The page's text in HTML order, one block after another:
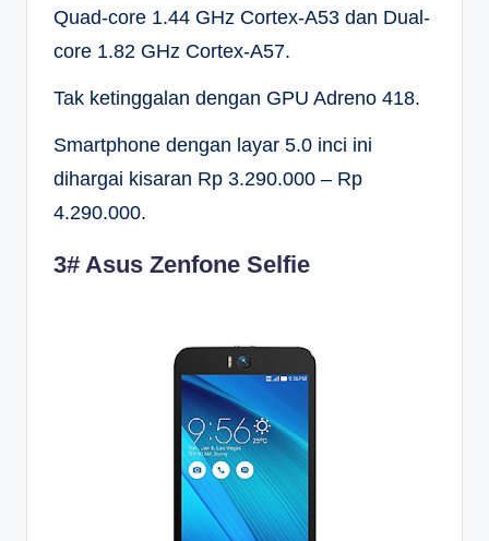
Quad-core 1.44 GHz Cortex-A53 dan Dual-
core 1.82 GHz Cortex-A57.
Tak ketinggalan dengan GPU Adreno 418.
Smartphone dengan layar 5.0 inci ini
dihargai kisaran Rp 3.290.000 – Rp
4.290.000.
3# Asus Zenfone Selfie